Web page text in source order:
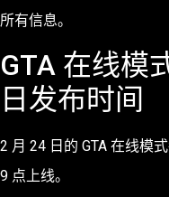
所有信息。
GTA 在线模
日发布时间
2 月 24 日的 GTA 在线模
9 点上线。